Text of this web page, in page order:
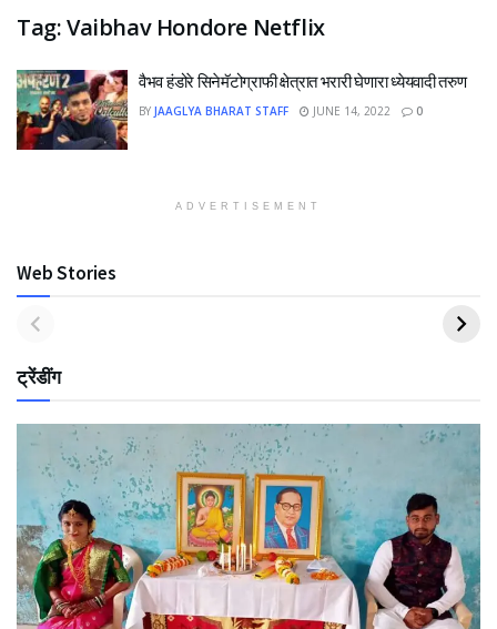
Tag:Vaibhav Hondore Netflix
वैभव हंडोरे सिनेमॅटोग्राफी क्षेत्रात भरारी घेणारा ध्येयवादी तरुण
BY JAAGLYA BHARAT STAFF JUNE 14, 2022 0
ADVERTISEMENT
Web Stories
ट्रेंडींग